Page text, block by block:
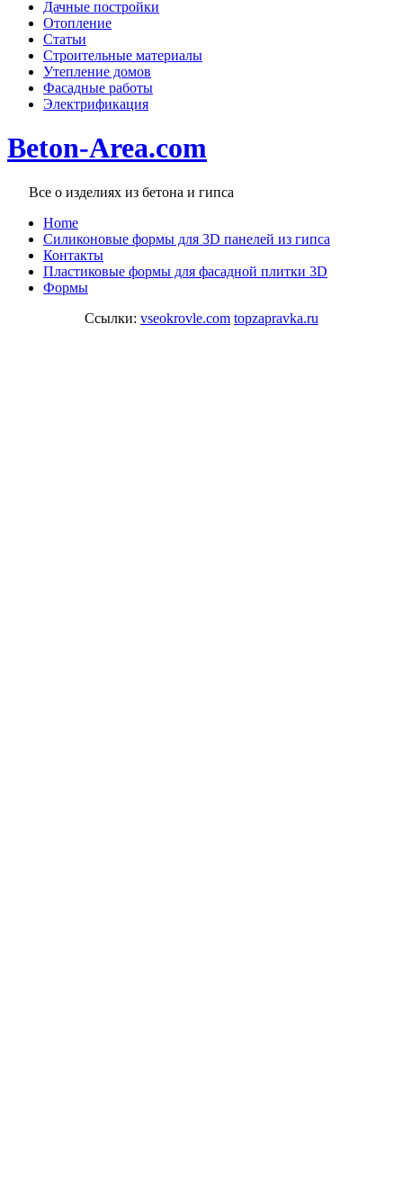
Дачные постройки
Отопление
Статьи
Строительные материалы
Утепление домов
Фасадные работы
Электрификация
Beton-Area.com
Все о изделиях из бетона и гипса
Home
Cиликоновые формы для 3D панелей из гипса
Контакты
Пластиковые формы для фасадной плитки 3D
Формы
Ссылки: vseokrovle.com topzapravka.ru